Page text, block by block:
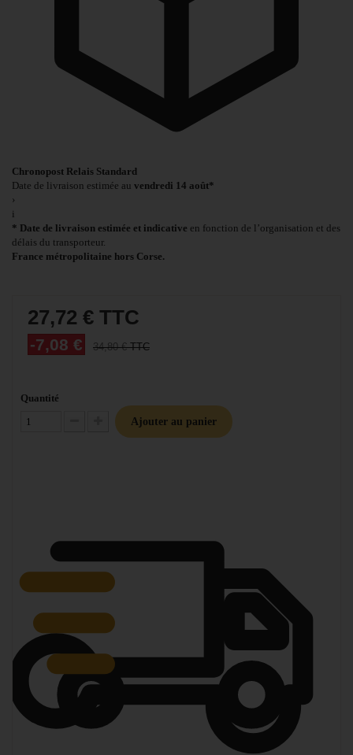
Chronopost Relais Standard
Date de livraison estimée au vendredi 14 août*
›
i
* Date de livraison estimée et indicative en fonction de l’organisation et des
délais du transporteur.
France métropolitaine hors Corse.
27,72 € TTC
-7,08 € 34,80 €TTC
Quantité
Diminuer la quantité
Augmenter la quantité
Ajouter au panier